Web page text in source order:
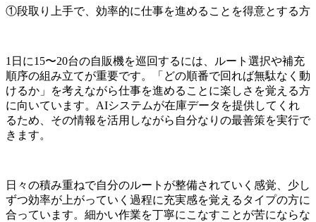
①段取り上手で、効率的に仕事を進めることを得意とする方
1日に15〜20台の自販機を巡回するには、ルート選択や補充
順序の組み立てが重要です。「どの順番で回れば無駄なく動
けるか」を考えながら仕事を進めることに楽しさを覚える方
に向いています。AIシステムが在庫データを提供してくれ
るため、その情報を活用しながら自分なりの最善策を実行で
きます。
日々の積み重ねで自分のルートが整備されていく感覚、少し
ずつ効率が上がっていく過程に充実感を覚えるタイプの方に
合っています。細かい作業を丁寧にこなすことが苦にならな